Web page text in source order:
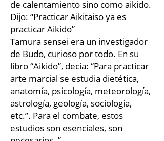
de calentamiento sino como aikido.
Dijo: “Practicar Aikitaiso ya es
practicar Aikido”
Tamura sensei era un investigador
de Budo, curioso por todo. En su
libro “Aikido”, decía: “Para practicar
arte marcial se estudia dietética,
anatomía, psicología, meteorología,
astrología, geología, sociología,
etc.”. Para el combate, estos
estudios son esenciales, son